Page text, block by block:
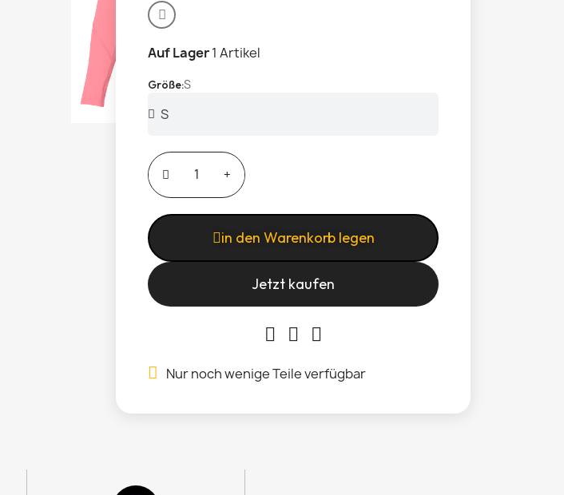
Auf Lager1 Artikel
GrößeS
in den Warenkorb legen
Jetzt kaufen
Nur noch wenige Teile verfügbar